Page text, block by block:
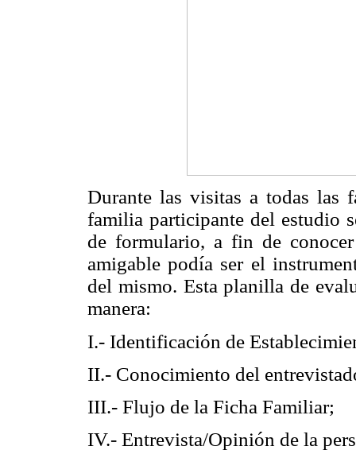
Durante las visitas a todas las
familia participante del estudio
de formulario, a fin de
amigable podía ser el
del mismo. Esta planilla de
manera:
I.- Identificación de
II.- Conocimiento del
III.- Flujo de la Ficha Familiar;
IV.- Entrevista/Opinión de la